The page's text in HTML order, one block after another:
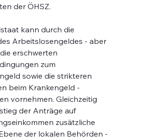
der ÖHSZ.
kann durch die
Arbeitslosengeldes - aber
erschwerten
zum
sowie die strikteren
beim Krankengeld -
vornehmen. Gleichzeitig
der Anträge auf
zusätzliche
der lokalen Behörden -